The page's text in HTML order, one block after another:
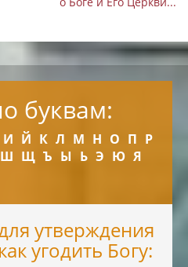
буквам:
И Й К Л М Н О П Р
Ш Щ Ъ Ы Ь Э Ю Я
утверждения
угодить Богу: